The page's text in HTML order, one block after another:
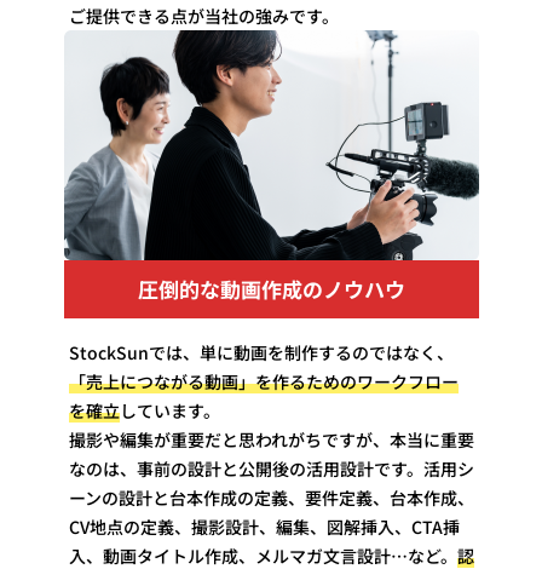
ご提供できる点が当社の強みです。
圧倒的な動画作成のノウハウ
StockSunでは、単に動画を制作するのではなく、
「売上につながる動画」を作るためのワークフロー
を確立しています。
撮影や編集が重要だと思われがちですが、本当に重要
なのは、事前の設計と公開後の活用設計です。活用シ
ーンの設計と台本作成の定義、要件定義、台本作成、
CV地点の定義、撮影設計、編集、図解挿入、CTA挿
入、動画タイトル作成、メルマガ文言設計…など。 認